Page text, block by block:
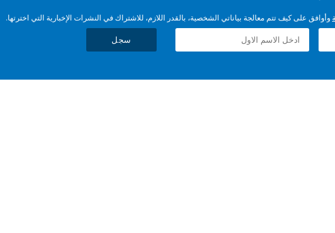
وأوافق على كيف تتم معالجة بياناتي الشخصية، بالقدر اللازم، للاشتراك في النشرات الإخبارية التي اخترتها.
سجل